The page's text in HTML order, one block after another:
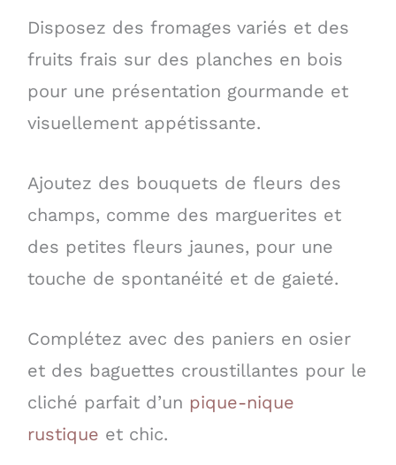
Disposez des fromages variés et des
fruits frais sur des planches en bois
pour une présentation gourmande et
visuellement appétissante.
Ajoutez des bouquets de fleurs des
champs, comme des marguerites et
des petites fleurs jaunes, pour une
touche de spontanéité et de gaieté.
Complétez avec des paniers en osier
et des baguettes croustillantes pour le
cliché parfait d’un pique-nique
rustique et chic.